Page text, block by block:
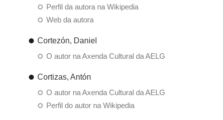
Perfil da autora na Wikipedia
Web da autora
Cortezón, Daniel
O autor na Axenda Cultural da AELG
Cortizas, Antón
O autor na Axenda Cultural da AELG
Perfil do autor na Wikipedia